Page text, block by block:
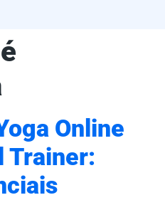
Online
Trainer: